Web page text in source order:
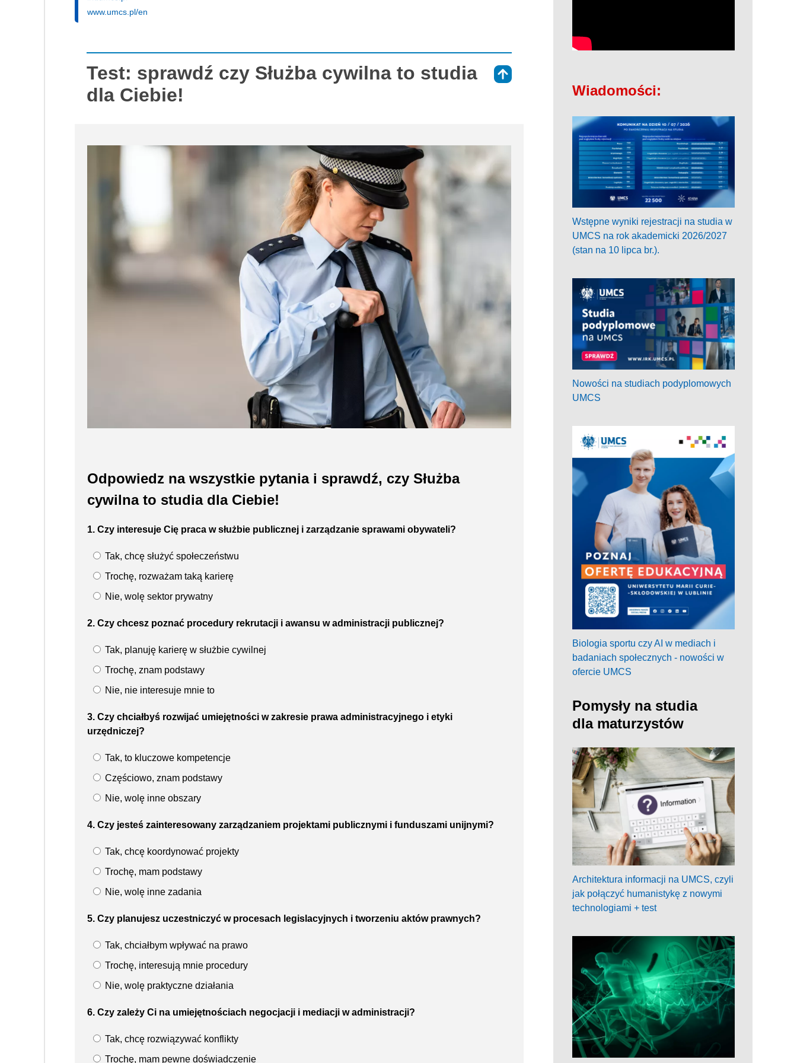
www.umcs.pl/en
Test: sprawdź czy Służba cywilna to studia
dla Ciebie!
Odpowiedz na wszystkie pytania i sprawdź, czy Służba
cywilna to studia dla Ciebie!
1. Czy interesuje Cię praca w służbie publicznej i zarządzanie sprawami obywateli?
Tak, chcę służyć społeczeństwu
Trochę, rozważam taką karierę
Nie, wolę sektor prywatny
2. Czy chcesz poznać procedury rekrutacji i awansu w administracji publicznej?
Tak, planuję karierę w służbie cywilnej
Trochę, znam podstawy
Nie, nie interesuje mnie to
3. Czy chciałbyś rozwijać umiejętności w zakresie prawa administracyjnego i etyki
urzędniczej?
Tak, to kluczowe kompetencje
Częściowo, znam podstawy
Nie, wolę inne obszary
4. Czy jesteś zainteresowany zarządzaniem projektami publicznymi i funduszami unijnymi?
Tak, chcę koordynować projekty
Trochę, mam podstawy
Nie, wolę inne zadania
5. Czy planujesz uczestniczyć w procesach legislacyjnych i tworzeniu aktów prawnych?
Tak, chciałbym wpływać na prawo
Trochę, interesują mnie procedury
Nie, wolę praktyczne działania
6. Czy zależy Ci na umiejętnościach negocjacji i mediacji w administracji?
Tak, chcę rozwiązywać konflikty
Trochę, mam pewne doświadczenie
Wiadomości:
Wstępne wyniki rejestracji na studia w
UMCS na rok akademicki 2026/2027
(stan na 10 lipca br.).
Nowości na studiach podyplomowych
UMCS
Biologia sportu czy AI w mediach i
badaniach społecznych - nowości w
ofercie UMCS
Pomysły na studia
dla maturzystów
Architektura informacji na UMCS, czyli
jak połączyć humanistykę z nowymi
technologiami + test